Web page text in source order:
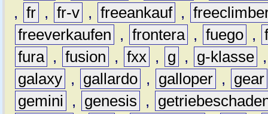
, fr , fr-v , freeankauf ,
freeverkaufen
, frontera , fuego ,
fura , fusion , fxx , g , g-klasse
galaxy , gallardo , galloper ,
gear
gemini
, genesis ,